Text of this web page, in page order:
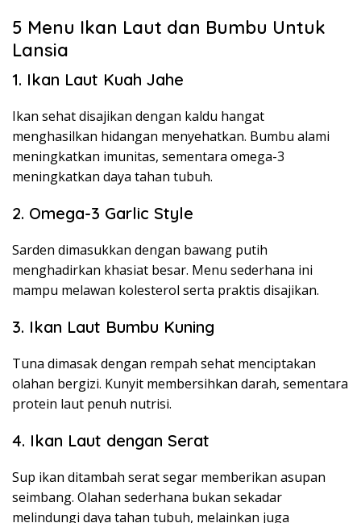
5 Menu Ikan Laut dan Bumbu Untuk
Lansia
1. Ikan Laut Kuah Jahe
Ikan sehat disajikan dengan kaldu hangat
menghasilkan hidangan menyehatkan. Bumbu alami
meningkatkan imunitas, sementara omega-3
meningkatkan daya tahan tubuh.
2. Omega-3 Garlic Style
Sarden dimasukkan dengan bawang putih
menghadirkan khasiat besar. Menu sederhana ini
mampu melawan kolesterol serta praktis disajikan.
3. Ikan Laut Bumbu Kuning
Tuna dimasak dengan rempah sehat menciptakan
olahan bergizi. Kunyit membersihkan darah, sementara
protein laut penuh nutrisi.
4. Ikan Laut dengan Serat
Sup ikan ditambah serat segar memberikan asupan
seimbang. Olahan sederhana bukan sekadar
melindungi daya tahan tubuh, melainkan juga